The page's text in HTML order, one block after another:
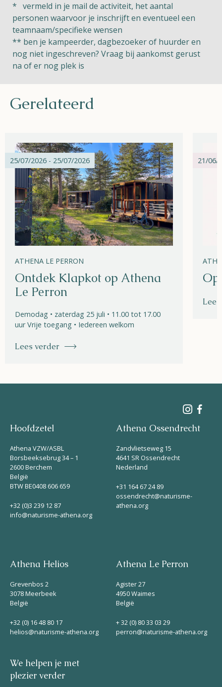
* vermeld in je mail de activiteit, het aantal
personen waarvoor je inschrijft en eventueel een
teamnaam/specifieke wensen
** ben je kampeerder, dagbezoeker of huurder en
nog niet ingeschreven? Vraag bij aankomst gerust
na of er nog plek is
Gerelateerd
25/07/2026 - 25/07/2026
ATHENA LE PERRON
Ontdek Klapkot op Athena
Le Perron
Demodag • zaterdag 25 juli • 11.00 tot 17.00
uur Vrije toegang • Iedereen welkom
Lees verder
21/06/
Hoofdzetel
Athena VZW/ASBL
Borsbeeksebrug 34 – 1
2600 Berchem
België
BTW BE0408 606 659
+32 (0)3 239 12 87
info@naturisme-athena.org
Athena Ossendrecht
Zandvlietseweg 15
4641 SR Ossendrecht
Nederland
+31 164 67 24 89
ossendrecht@naturisme-
athena.org
Athena Helios
Grevenbos 2
3078 Meerbeek
België
+32 (0) 16 48 80 17
helios@naturisme-athena.org
Athena Le Perron
Agister 27
4950 Waimes
België
+ 32 (0) 80 33 03 29
perron@naturisme-athena.org
We helpen je met
plezier verder